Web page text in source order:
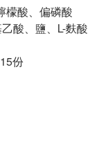
檬酸、偏磷酸
酸、鹽、L-麩酸
份